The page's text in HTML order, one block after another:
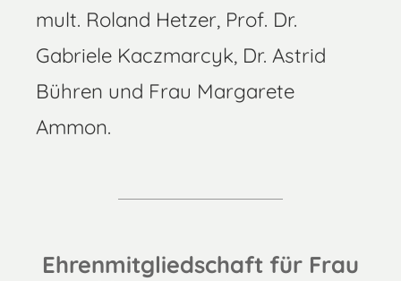
mult. Roland Hetzer, Prof. Dr.
Gabriele Kaczmarcyk, Dr. Astrid
Bühren und Frau Margarete
Ammon.
Ehrenmitgliedschaft für Frau